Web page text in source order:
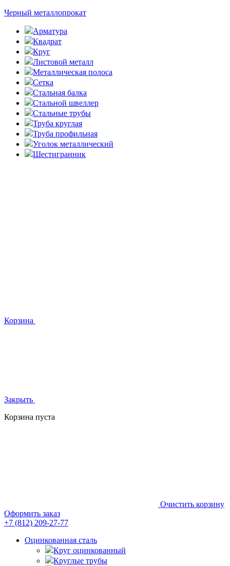
Черный металлопрокат
Арматура
Квадрат
Круг
Листовой металл
Металлическая полоса
Сетка
Стальная балка
Стальной швеллер
Стальные трубы
Труба круглая
Труба профильная
Уголок металлический
Шестигранник
Корзина
Закрыть
Корзина пуста
Очистить корзину
Оформить заказ
+7 (812) 209-27-77
Оцинкованная сталь
Круг оцинкованный
Круглые трубы